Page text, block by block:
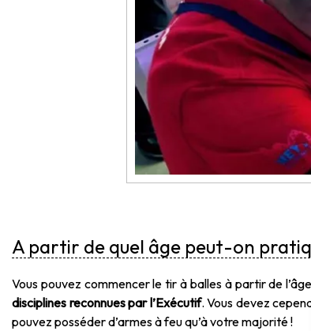
A partir de quel âge peut-on
Vous pouvez commencer le tir à balles à partir de
disciplines reconnues par l’Exécutif. Vous devez
pouvez posséder d’armes à feu qu’à votre majorité !